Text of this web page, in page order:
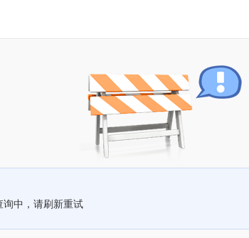
询中，请刷新重试